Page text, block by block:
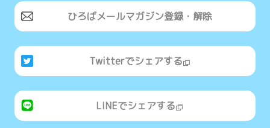
ひろばメールマガジン登録・解除
Twitterでシェアする
LINEでシェアする